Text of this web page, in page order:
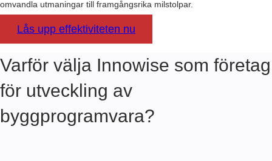
R
C
C
O
U
N
T
omvandla utmaningar till framgångsrika milstolpar.
Lås upp effektiviteten nu
Varför välja Innowise som företag
för utveckling av
byggprogramvara?